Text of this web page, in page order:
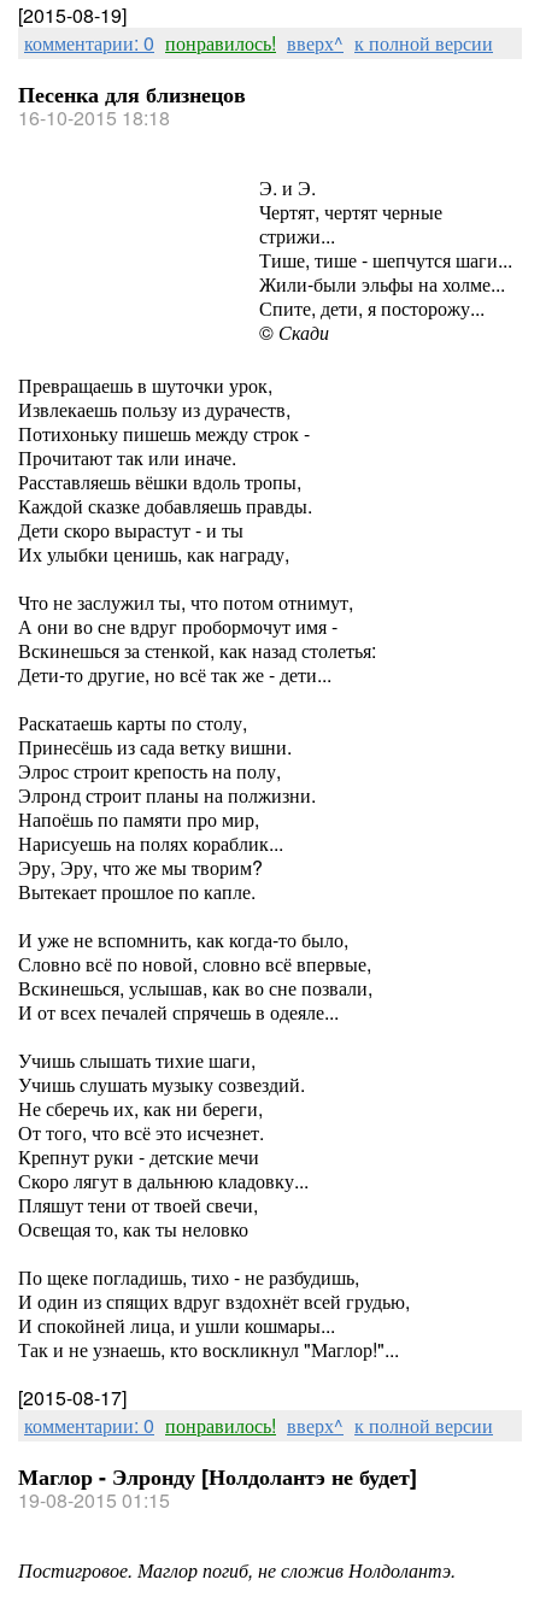
[2015-08-19]
комментарии: 0 понравилось! вверх^ к полной версии
Песенка для близнецов
16-10-2015 18:18
Э. и Э.
Чертят, чертят черные
стрижи...
Тише, тише - шепчутся шаги...
Жили-были эльфы на холме...
Спите, дети, я посторожу...
© Скади
Превращаешь в шуточки урок,
Извлекаешь пользу из дурачеств,
Потихоньку пишешь между строк -
Прочитают так или иначе.
Расставляешь вёшки вдоль тропы,
Каждой сказке добавляешь правды.
Дети скоро вырастут - и ты
Их улыбки ценишь, как награду,
Что не заслужил ты, что потом отнимут,
А они во сне вдруг пробормочут имя -
Вскинешься за стенкой, как назад столетья:
Дети-то другие, но всё так же - дети...
Раскатаешь карты по столу,
Принесёшь из сада ветку вишни.
Элрос строит крепость на полу,
Элронд строит планы на полжизни.
Напоёшь по памяти про мир,
Нарисуешь на полях кораблик...
Эру, Эру, что же мы творим?
Вытекает прошлое по капле.
И уже не вспомнить, как когда-то было,
Словно всё по новой, словно всё впервые,
Вскинешься, услышав, как во сне позвали,
И от всех печалей спрячешь в одеяле...
Учишь слышать тихие шаги,
Учишь слушать музыку созвездий.
Не сберечь их, как ни береги,
От того, что всё это исчезнет.
Крепнут руки - детские мечи
Скоро лягут в дальнюю кладовку...
Пляшут тени от твоей свечи,
Освещая то, как ты неловко
По щеке погладишь, тихо - не разбудишь,
И один из спящих вдруг вздохнёт всей грудью,
И спокойней лица, и ушли кошмары...
Так и не узнаешь, кто воскликнул "Маглор!"...
[2015-08-17]
комментарии: 0 понравилось! вверх^ к полной версии
Маглор - Элронду [Нолдолантэ не будет]
19-08-2015 01:15
Постигровое. Маглор погиб, не сложив Нолдолантэ.